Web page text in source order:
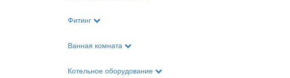
Фитинг
Ванная комната
Котельное оборудование